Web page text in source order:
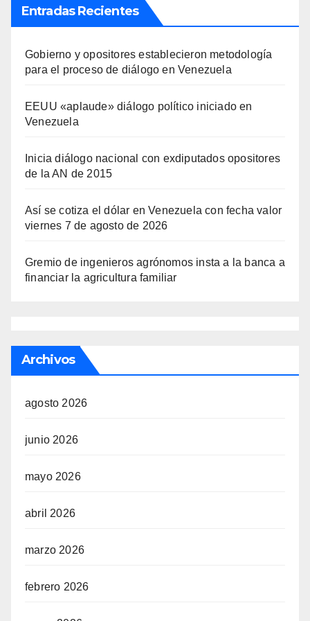
Entradas Recientes
Gobierno y opositores establecieron metodología
para el proceso de diálogo en Venezuela
EEUU «aplaude» diálogo político iniciado en
Venezuela
Inicia diálogo nacional con exdiputados opositores
de la AN de 2015
Así se cotiza el dólar en Venezuela con fecha valor
viernes 7 de agosto de 2026
Gremio de ingenieros agrónomos insta a la banca a
financiar la agricultura familiar
Archivos
agosto 2026
junio 2026
mayo 2026
abril 2026
marzo 2026
febrero 2026